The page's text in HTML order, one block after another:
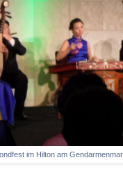
im Hilton am